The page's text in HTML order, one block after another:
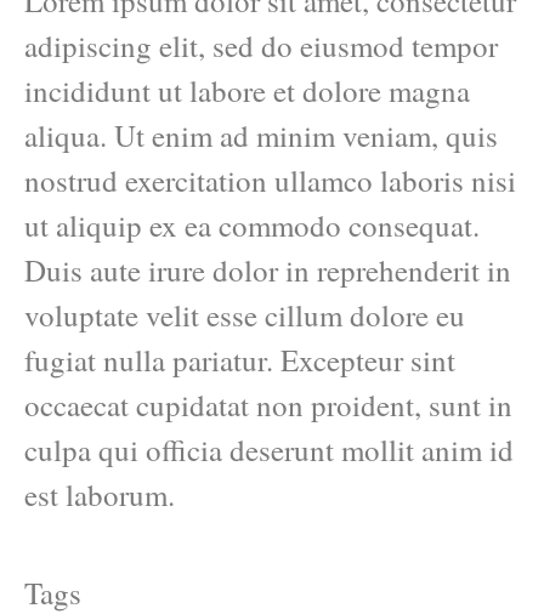
adipiscing elit, sed do eiusmod tempor
incididunt ut labore et dolore magna
aliqua. Ut enim ad minim veniam, quis
nostrud exercitation ullamco laboris nisi
ut aliquip ex ea commodo consequat.
Duis aute irure dolor in reprehenderit in
voluptate velit esse cillum dolore eu
fugiat nulla pariatur. Excepteur sint
occaecat cupidatat non proident, sunt in
culpa qui officia deserunt mollit anim id
est laborum.
Tags